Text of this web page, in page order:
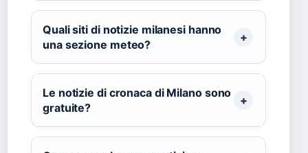
Quali siti di notizie milanesi hanno
una sezione meteo?
Le notizie di cronaca di Milano sono
gratuite?